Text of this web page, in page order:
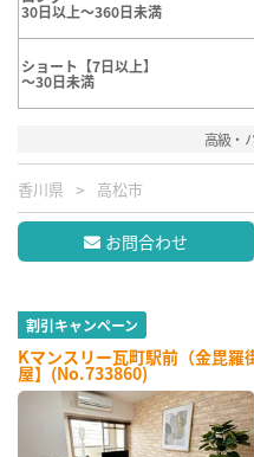
30日以上～360日未満
ショート【7日以上】
～30日未満
高級・
香川県 高松市
お問合わせ
割引キャンペーン
Kマンスリー瓦町駅前（金毘羅
屋】(No.733860)